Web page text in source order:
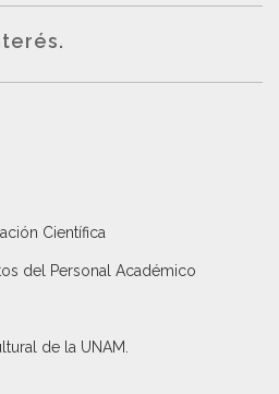
Científica
del Personal Académico
de la UNAM.